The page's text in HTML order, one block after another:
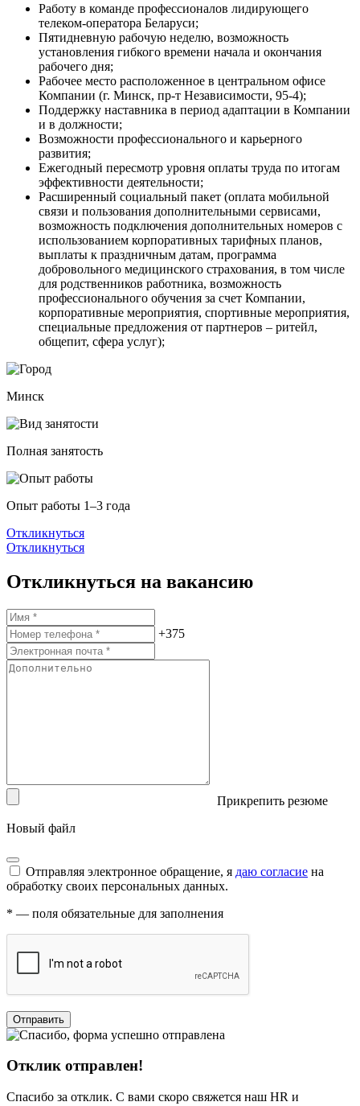
Работу в команде профессионалов лидирующего
телеком-оператора Беларуси;
Пятидневную рабочую неделю, возможность
установления гибкого времени начала и окончания
рабочего дня;
Рабочее место расположенное в центральном офисе
Компании (г. Минск, пр-т Независимости, 95-4);
Поддержку наставника в период адаптации в Компании
и в должности;
Возможности профессионального и карьерного
развития;
Ежегодный пересмотр уровня оплаты труда по итогам
эффективности деятельности;
Расширенный социальный пакет (оплата мобильной
связи и пользования дополнительными сервисами,
возможность подключения дополнительных номеров с
использованием корпоративных тарифных планов,
выплаты к праздничным датам, программа
добровольного медицинского страхования, в том числе
для родственников работника, возможность
профессионального обучения за счет Компании,
корпоративные мероприятия, спортивные мероприятия,
специальные предложения от партнеров – ритейл,
общепит, сфера услуг);
Минск
Полная занятость
Опыт работы 1–3 года
Откликнуться
Откликнуться
Откликнуться на вакансию
+375
Прикрепить резюме
Новый файл
Отправляя электронное обращение, я даю согласие на
обработку своих персональных данных.
* — поля обязательные для заполнения
Отклик отправлен!
Спасибо за отклик. С вами скоро свяжется наш HR и